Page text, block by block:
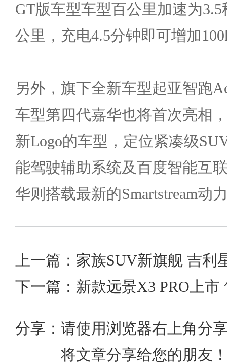
GT版车型车型百公里加速为
公里，充电4.5分钟即可增加
另外，旗下全新车型起亚智跑
车型第四代嘉华也将首次亮相
新Logo的车型，定位紧凑级
能驾驶辅助系统及百度智能互
华则搭载最新的Smartstream动
上一篇：家族SUV新旗舰 吉利
下一篇：新款远景X3 PRO上市
分享： 请使用浏览器右上角分
将文章分享给您的朋友